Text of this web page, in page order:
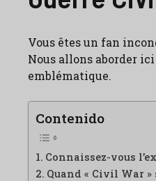
Vous êtes un fan
Nous allons aborder
emblématique.
Contenido
Connaissez-vous
Quand « Civil War